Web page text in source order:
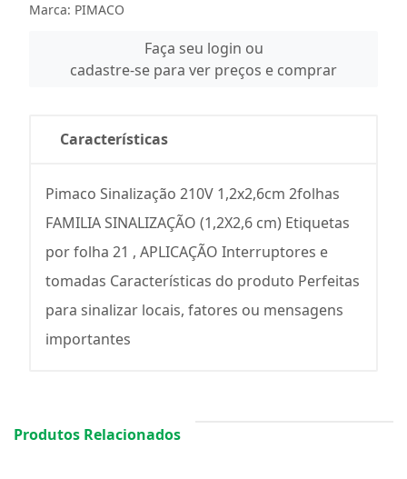
Marca: PIMACO
Faça seu login ou
cadastre-se para ver preços e comprar
Características
Pimaco Sinalização 210V 1,2x2,6cm 2folhas
FAMILIA SINALIZAÇÃO (1,2X2,6 cm) Etiquetas
por folha 21 , APLICAÇÃO Interruptores e
tomadas Características do produto Perfeitas
para sinalizar locais, fatores ou mensagens
importantes
Produtos Relacionados